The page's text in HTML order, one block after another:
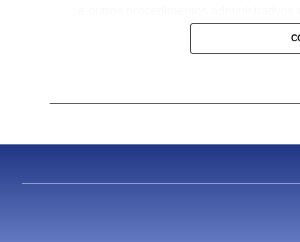
Urbano e Habitação.
celulares, documentos, projetos
permanente coordenada pelo
integrada pela Polícia Civil, Polícia